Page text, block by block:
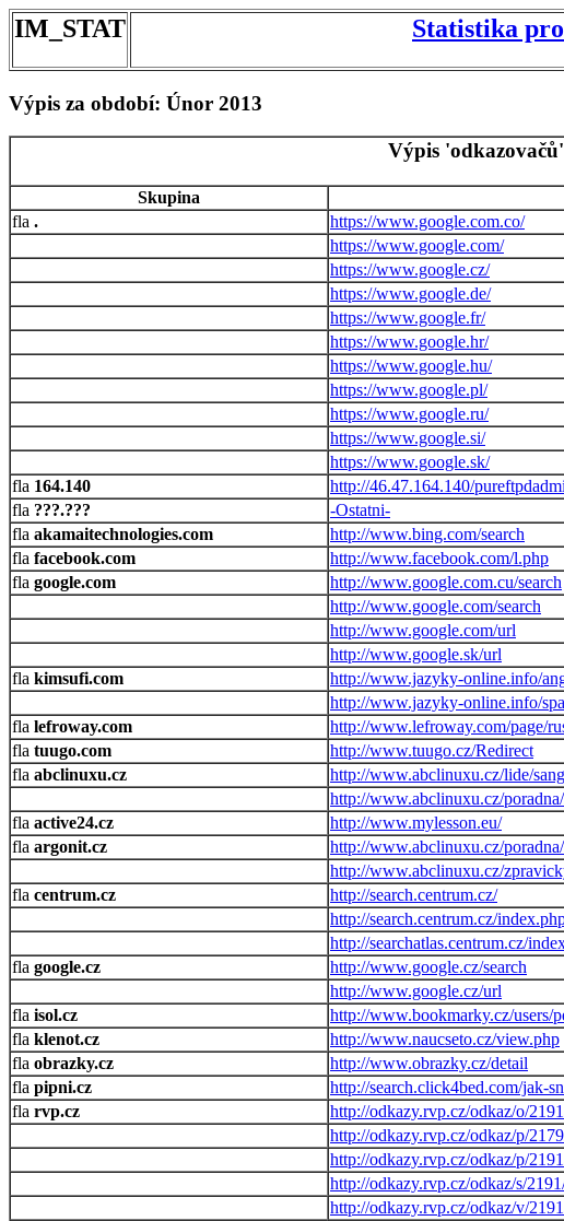
IM_STAT Statistika
Výpis za období: Únor 2013
Výpis
Skupina
.
https://www.google.com.co/
https://www.google.com/
https://www.google.cz/
https://www.google.de/
https://www.google.fr/
https://www.google.hr/
https://www.google.hu/
https://www.google.pl/
https://www.google.ru/
https://www.google.si/
https://www.google.sk/
164.140
http://46.47.164.140/
???.???
-Ostatni-
akamaitechnologies.com
http://www.bing.com/search
facebook.com
http://www.facebook.com/l.php
google.com
http://www.google.com.cu/search
http://www.google.com/search
http://www.google.com/url
http://www.google.sk/url
kimsufi.com
http://www.jazyky-online.info/
http://www.jazyky-online.info/
lefroway.com
http://www.lefroway.com/page/
tuugo.com
http://www.tuugo.cz/Redirect
abclinuxu.cz
http://www.abclinuxu.cz/lide/
http://www.abclinuxu.cz/
active24.cz
http://www.mylesson.eu/
argonit.cz
http://www.abclinuxu.cz/
http://www.abclinuxu.cz/
centrum.cz
http://search.centrum.cz/
http://search.centrum.cz/
http://searchatlas.centrum.cz/
google.cz
http://www.google.cz/search
http://www.google.cz/url
isol.cz
http://www.bookmarky.cz/users/
klenot.cz
http://www.naucseto.cz/view.php
obrazky.cz
http://www.obrazky.cz/detail
pipni.cz
http://search.click4bed.com/jak-
rvp.cz
http://odkazy.rvp.cz/odkaz/o/
http://odkazy.rvp.cz/odkaz/p/
http://odkazy.rvp.cz/odkaz/p/
http://odkazy.rvp.cz/odkaz/s/
http://odkazy.rvp.cz/odkaz/v/